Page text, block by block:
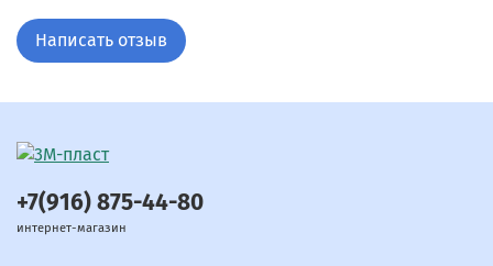
Написать отзыв
+7(916) 875-44-80
интернет-магазин